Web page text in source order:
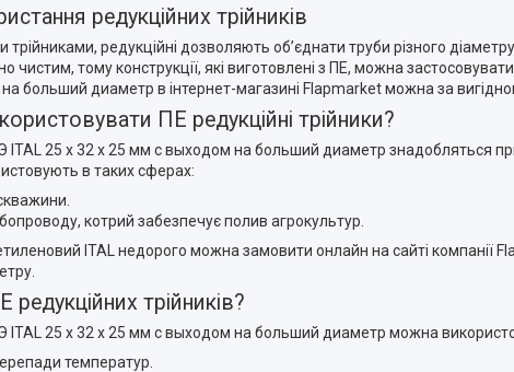
редукційних трійників
трійниками, редукційні дозволяють об’єднати труби різного
чистим, тому конструкції, які виготовлені з ПЕ, можна
больший диаметр в інтернет-магазині Flapmarket можна за
ПЕ редукційні трійники?
25 x 32 x 25 мм с выходом на больший диаметр знадобляться
в таких сферах:
котрий забезпечує полив агрокультур.
ITAL недорого можна замовити онлайн на сайті компанії
трійників?
25 x 32 x 25 мм с выходом на больший диаметр можна
температур.